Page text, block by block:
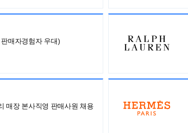
매자경험자 우대)
매장 본사직영 판매사원 채용